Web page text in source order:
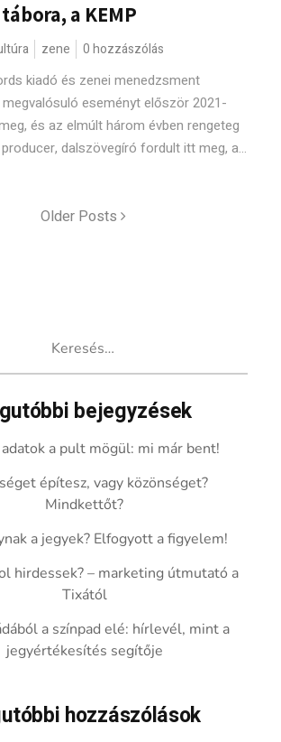
a KEMP
zene 0 hozzászólás
kiadó és zenei menedzsment
eseményt először 2021-
és az elmúlt három évben rengeteg
dalszövegíró fordult itt meg, a...
Older Posts
bejegyzések
a pult mögül: mi már bent!
építesz, vagy közönséget?
Mindkettőt?
a jegyek? Elfogyott a figyelem!
hirdessek? – marketing útmutató a
Tixától
a színpad elé: hírlevél, mint a
jegyértékesítés segítője
hozzászólások